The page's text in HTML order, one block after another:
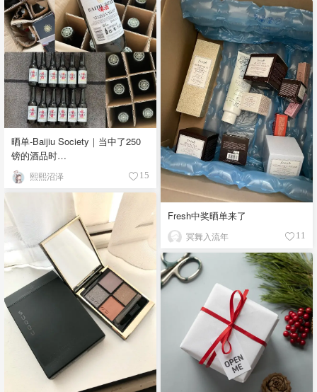
晒单-Baijiu Society｜当中了250
镑的酒品时…
熙熙沼泽 15
Fresh中奖晒单来了
冥舞入流年 11